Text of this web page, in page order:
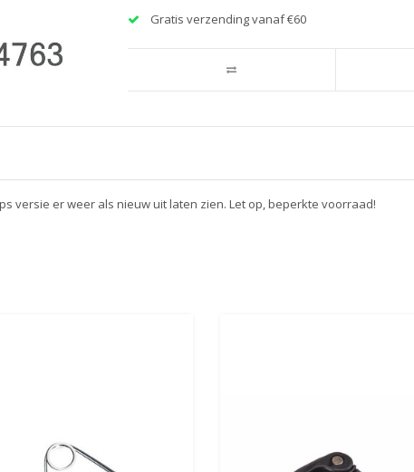
Gratis verzending vanaf €60
versie er weer als nieuw uit laten zien. Let op, beperkte voorraad!